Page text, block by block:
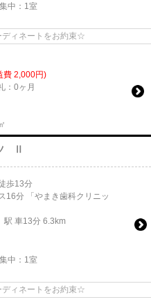
中： 1室
ィネートをお約束☆
費 2,000円)
：0ヶ月
Ⅱ
歩13分
16分 「やまき歯科クリニッ
駅 車13分 6.3km
中： 1室
ィネートをお約束☆